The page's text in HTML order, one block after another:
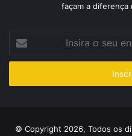
façam a diferença
seu
de
© Copyright 2026, Todos os